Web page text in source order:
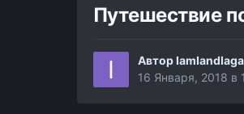
Путешествие
Автор
16 Января, 2018 в